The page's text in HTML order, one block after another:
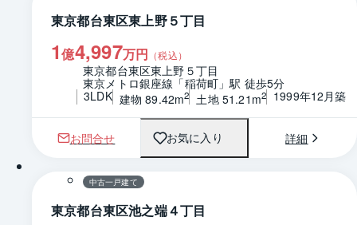
東京都台東区東上野５丁目
1億4,997万円 （税込）
東京都台東区東上野５丁目
東京メトロ銀座線「稲荷町」駅 徒歩5分
3LDK 建物 89.42m2 土地 51.21m2 1999年12月築
お問合せ お気に入り 詳細
1 / 0 間取り
中古一戸建て
東京都台東区池之端４丁目